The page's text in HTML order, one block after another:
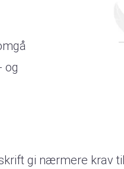
og
gi nærmere krav